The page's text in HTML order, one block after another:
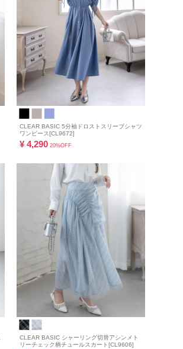
CLEAR BASIC 5分袖ドロストスリーブシャツ
ワンピース[CL9672]
¥ 4,290 20%OFF
CLEAR BASIC シャーリング切替アシンメト
リーチェック柄チュールスカート[CL9606]